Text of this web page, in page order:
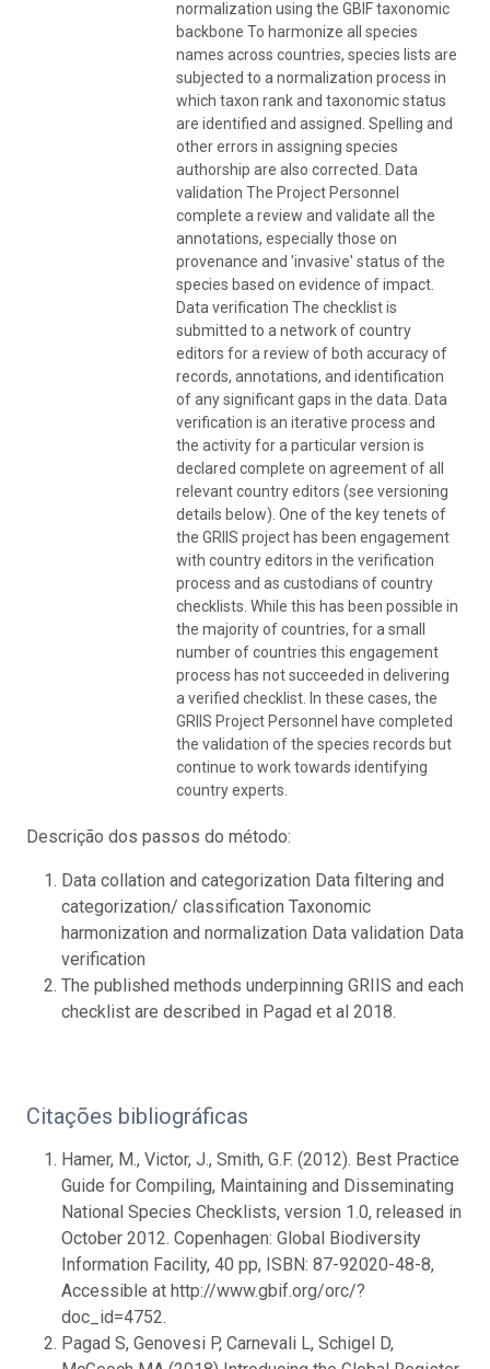
normalization using the GBIF taxonomic
backbone To harmonize all species
names across countries, species lists are
subjected to a normalization process in
which taxon rank and taxonomic status
are identified and assigned. Spelling and
other errors in assigning species
authorship are also corrected. Data
validation The Project Personnel
complete a review and validate all the
annotations, especially those on
provenance and 'invasive' status of the
species based on evidence of impact.
Data verification The checklist is
submitted to a network of country
editors for a review of both accuracy of
records, annotations, and identification
of any significant gaps in the data. Data
verification is an iterative process and
the activity for a particular version is
declared complete on agreement of all
relevant country editors (see versioning
details below). One of the key tenets of
the GRIIS project has been engagement
with country editors in the verification
process and as custodians of country
checklists. While this has been possible in
the majority of countries, for a small
number of countries this engagement
process has not succeeded in delivering
a verified checklist. In these cases, the
GRIIS Project Personnel have completed
the validation of the species records but
continue to work towards identifying
country experts.
Descrição dos passos do método:
Data collation and categorization Data filtering and
categorization/ classification Taxonomic
harmonization and normalization Data validation Data
verification
The published methods underpinning GRIIS and each
checklist are described in Pagad et al 2018.
Citações bibliográficas
Hamer, M., Victor, J., Smith, G.F. (2012). Best Practice
Guide for Compiling, Maintaining and Disseminating
National Species Checklists, version 1.0, released in
October 2012. Copenhagen: Global Biodiversity
Information Facility, 40 pp, ISBN: 87-92020-48-8,
Accessible at http://www.gbif.org/orc/?
doc_id=4752.
Pagad S, Genovesi P, Carnevali L, Schigel D,